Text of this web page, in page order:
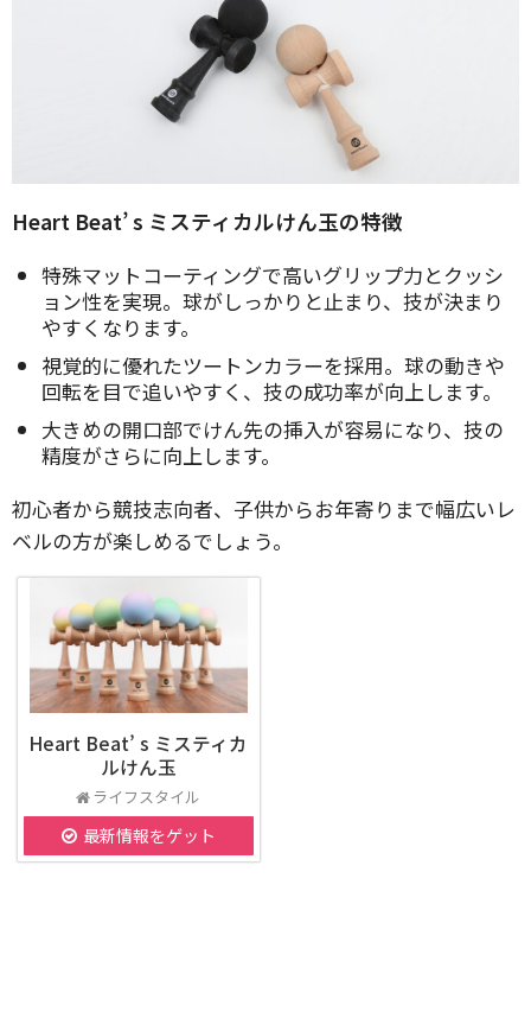
Heart Beat’ s ミスティカルけん玉の特徴
特殊マットコーティングで高いグリップ力とクッシ
ョン性を実現。球がしっかりと止まり、技が決まり
やすくなります。
視覚的に優れたツートンカラーを採用。球の動きや
回転を目で追いやすく、技の成功率が向上します。
大きめの開口部でけん先の挿入が容易になり、技の
精度がさらに向上します。
初心者から競技志向者、子供からお年寄りまで幅広いレ
ベルの方が楽しめるでしょう。
Heart Beat’ s ミスティカ
ルけん玉
ライフスタイル
最新情報をゲット